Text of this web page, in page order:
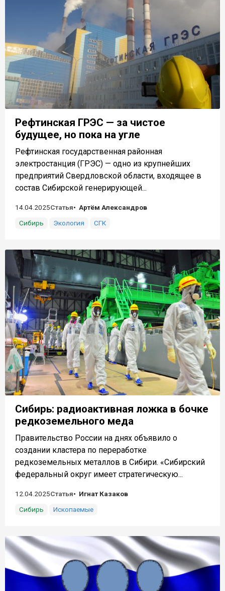
Рефтинская ГРЭС — за чистое
будущее, но пока на угле
Рефтинская государственная районная
электростанция (ГРЭС) — одно из крупнейших
предприятий Свердловской области, входящее в
состав Сибирской генерирующей...
14.04.2025Статья
Артём Александров
Сибирь
Экология СГК
Сибирь: радиоактивная ложка в бочке
редкоземельного меда
Правительство России на днях объявило о
создании кластера по переработке
редкоземельных металлов в Сибири. «Сибирский
федеральный округ имеет стратегическую...
12.04.2025Статья
Игнат Казаков
Сибирь
Ископаемые